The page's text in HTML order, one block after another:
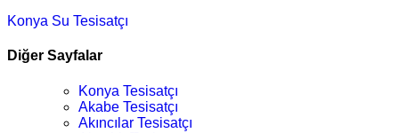
Konya Su Tesisatçı
Diğer Sayfalar
Konya Tesisatçı
Akabe Tesisatçı
Akıncılar Tesisatçı